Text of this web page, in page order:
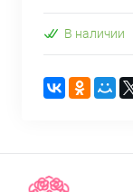
В наличии